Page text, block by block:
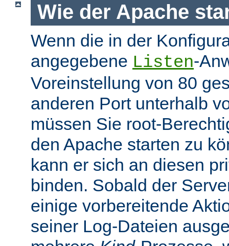
Wie der Apache
Wenn die in der
angegebene Listen-
Voreinstellung von 80
anderen Port unterhalb
müssen Sie root-
den Apache starten zu
kann er sich an diesen
binden. Sobald der
einige vorbereitende
seiner Log-Dateien